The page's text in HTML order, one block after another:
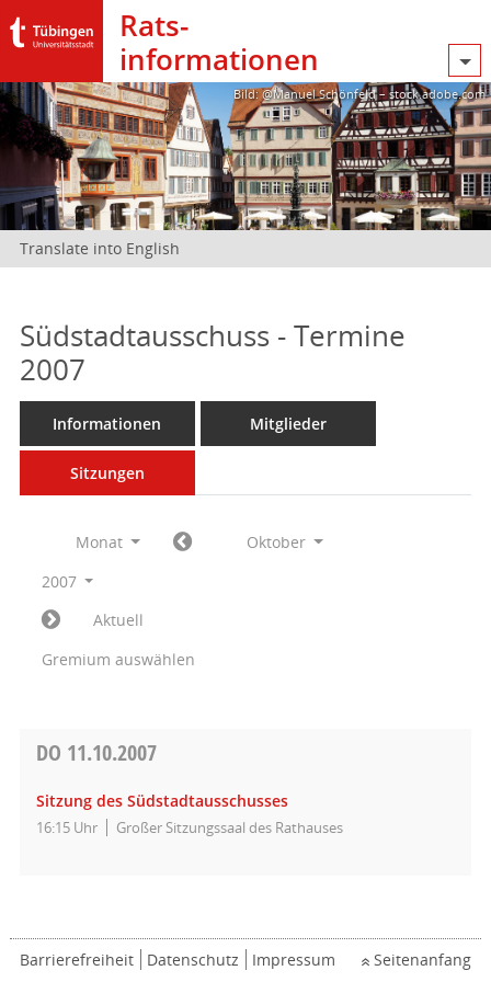
Rats­
informationen
Bild: @Manuel Schönfeld – stock.adobe.com
Translate into English
Südstadtausschuss - Termine
2007
Informationen Mitglieder
Sitzungen
Monat
Oktober
2007
Aktuell
Gremium auswählen
DO 11.10.2007
Sitzung des Südstadtausschusses
16:15 Uhr Großer Sitzungssaal des Rathauses
Barrierefreiheit Datenschutz Impressum Seitenanfang